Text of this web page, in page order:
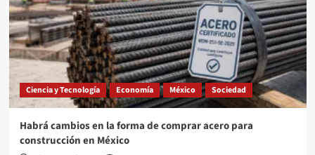
Ciencia y Tecnología Economía México Sociedad
Habrá cambios en la forma de comprar acero para
construcción en México